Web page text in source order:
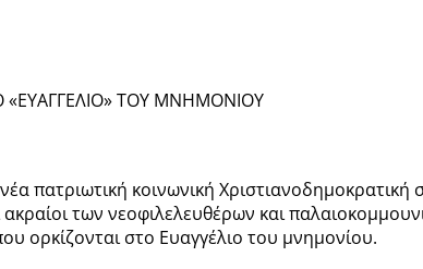
«ΕΥΑΓΓΕΛΙΟ» ΤΟΥ ΜΝΗΜΟΝΙΟΥ
πατριωτική κοινωνική Χριστιανοδημοκρατική
των νεοφιλελευθέρων και
ορκίζονται στο Ευαγγέλιο του μνημονίου.